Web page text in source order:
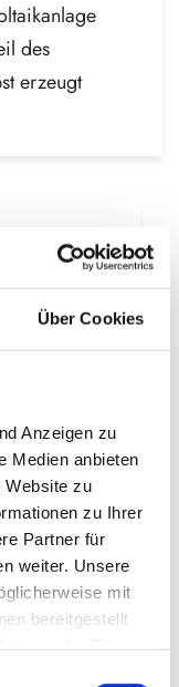
Über Cookies
Anzeigen zu
Medien anbieten
Website zu
zu Ihrer
Partner für
weiter. Unsere
mit
bereitgestellt
des
erzeugt
Neue
eine 45-kg-
und ein
WRP-Star
baut ihre
aus und
durch